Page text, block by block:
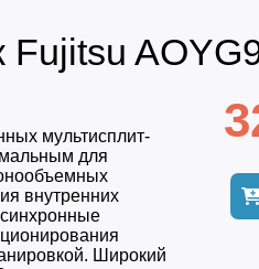
мультисплит-
для
внутренних
синхронные
Широкий